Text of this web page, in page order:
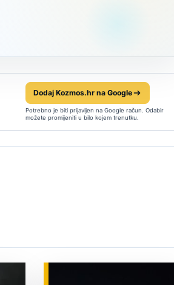
Dodaj Kozmos.hr na Google
Potrebno je biti prijavljen na Google račun. Odabir
možete promijeniti u bilo kojem trenutku.